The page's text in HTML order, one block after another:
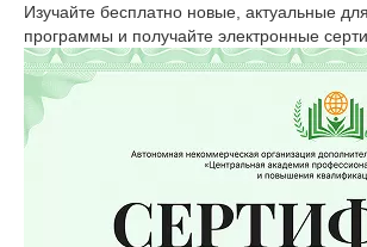
Изучайте бесплатно новые, актуальные
программы и получайте электронные